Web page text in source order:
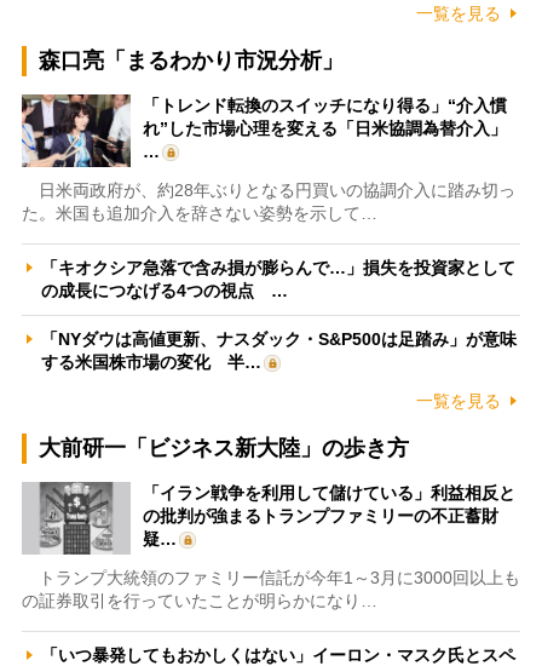
一覧を見る
森口亮「まるわかり市況分析」
「トレンド転換のスイッチになり得る」“介入慣
れ”した市場心理を変える「日米協調為替介入」
…
日米両政府が、約28年ぶりとなる円買いの協調介入に踏み切っ
た。米国も追加介入を辞さない姿勢を示して…
「キオクシア急落で含み損が膨らんで…」損失を投資家として
の成長につなげる4つの視点 …
「NYダウは高値更新、ナスダック・S&P500は足踏み」が意味
する米国株市場の変化 半…
一覧を見る
大前研一「ビジネス新大陸」の歩き方
「イラン戦争を利用して儲けている」利益相反と
の批判が強まるトランプファミリーの不正蓄財
疑…
トランプ大統領のファミリー信託が今年1～3月に3000回以上も
の証券取引を行っていたことが明らかになり…
「いつ暴発してもおかしくはない」イーロン・マスク氏とスペ